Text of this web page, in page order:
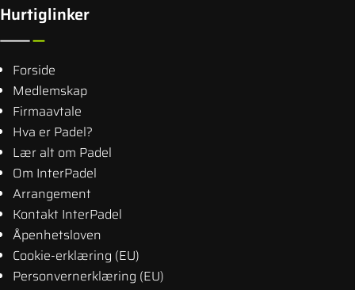
Hurtiglinker
Forside
Medlemskap
Firmaavtale
Hva er Padel?
Lær alt om Padel
Om InterPadel
Arrangement
Kontakt InterPadel
Åpenhetsloven
Cookie-erklæring (EU)
Personvernerklæring (EU)